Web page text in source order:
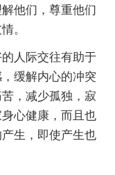
他们，尊重他们
。
人际交往有助于
缓解内心的冲突
，减少孤独，寂
心健康，而且也
生，即使产生也